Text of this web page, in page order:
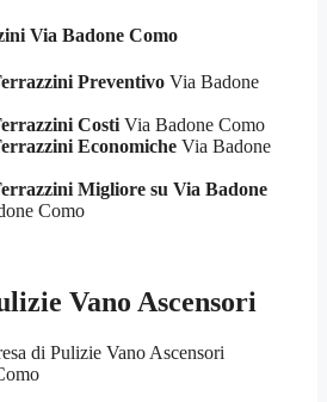
Via Badone Como
Preventivo Via Badone
Costi Via Badone Como
Economiche Via Badone
Migliore su Via Badone
Como
Vano Ascensori